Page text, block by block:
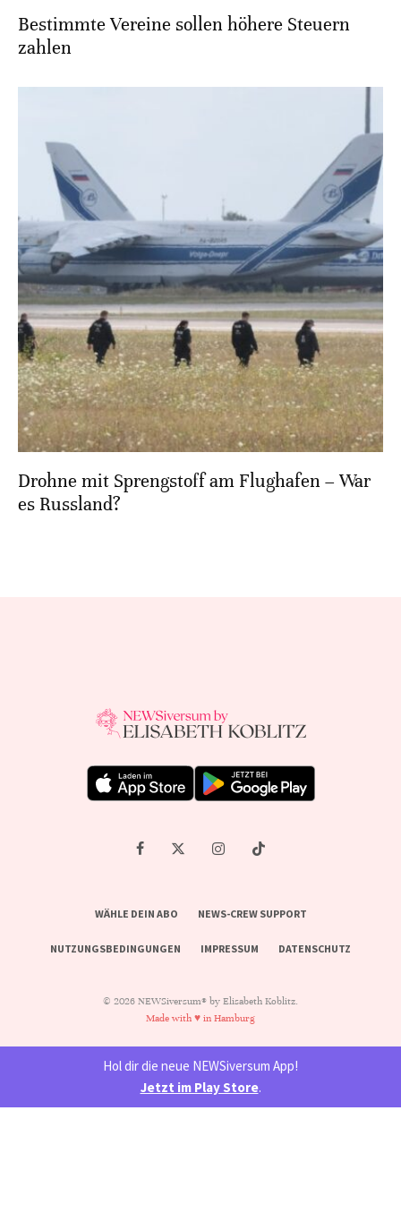
Bestimmte Vereine sollen höhere Steuern
zahlen
Drohne mit Sprengstoff am Flughafen – War
es Russland?
WÄHLE DEIN ABO NEWS-CREW SUPPORT
NUTZUNGSBEDINGUNGEN IMPRESSUM DATENSCHUTZ
© 2026 NEWSiversum® by Elisabeth Koblitz.
Made with ♥ in Hamburg
Hol dir die neue NEWSiversum App!
Jetzt im Play Store.